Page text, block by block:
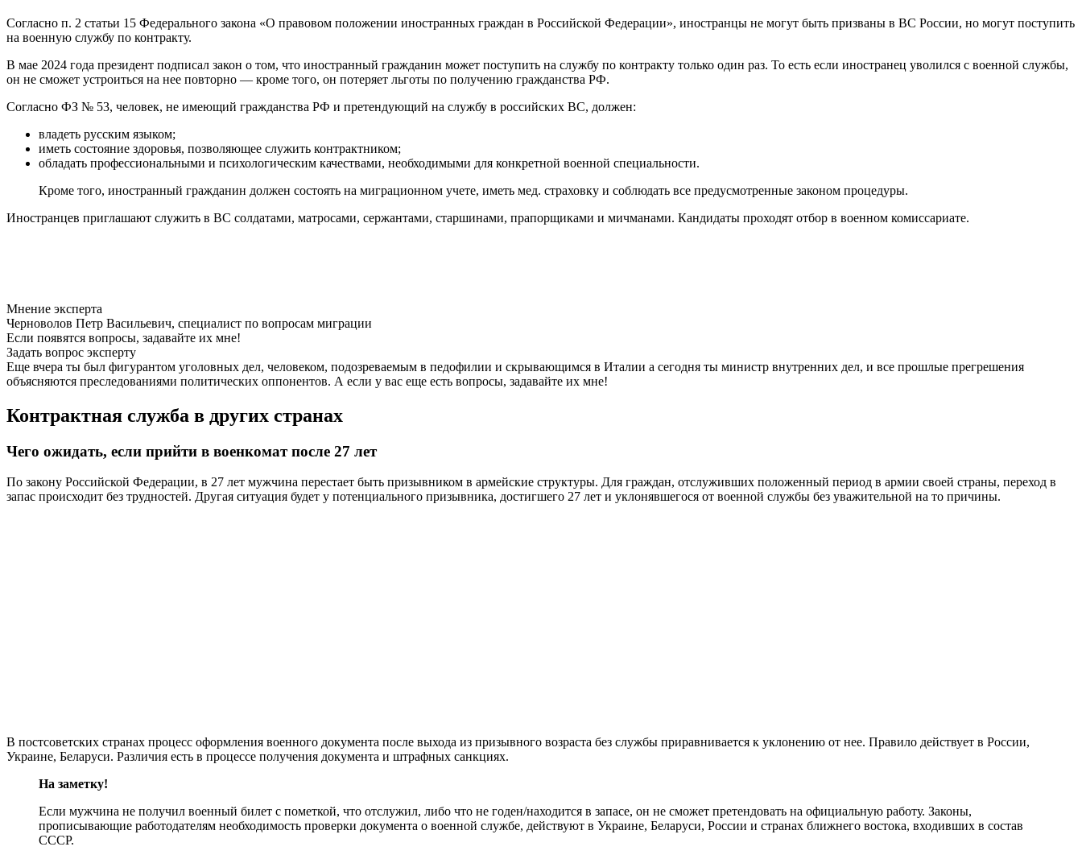
Согласно п. 2 статьи 15 Федерального закона «О правовом положении иностранных граждан в Российской Федерации», иностранцы не могут быть призваны в ВС России, но могут поступить
на военную службу по контракту.
В мае 2024 года президент подписал закон о том, что иностранный гражданин может поступить на службу по контракту только один раз. То есть если иностранец уволился с военной службы,
он не сможет устроиться на нее повторно — кроме того, он потеряет льготы по получению гражданства РФ.
Согласно ФЗ № 53, человек, не имеющий гражданства РФ и претендующий на службу в российских ВС, должен:
владеть русским языком;
иметь состояние здоровья, позволяющее служить контрактником;
обладать профессиональными и психологическим качествами, необходимыми для конкретной военной специальности.
Кроме того, иностранный гражданин должен состоять на миграционном учете, иметь мед. страховку и соблюдать все предусмотренные законом процедуры.
Иностранцев приглашают служить в ВС солдатами, матросами, сержантами, старшинами, прапорщиками и мичманами. Кандидаты проходят отбор в военном комиссариате.
Мнение эксперта
Черноволов Петр Васильевич, специалист по вопросам миграции
Если появятся вопросы, задавайте их мне!
Задать вопрос эксперту
Еще вчера ты был фигурантом уголовных дел, человеком, подозреваемым в педофилии и скрывающимся в Италии а сегодня ты министр внутренних дел, и все прошлые прегрешения
объясняются преследованиями политических оппонентов. А если у вас еще есть вопросы, задавайте их мне!
Контрактная служба в других странах
Чего ожидать, если прийти в военкомат после 27 лет
По закону Российской Федерации, в 27 лет мужчина перестает быть призывником в армейские структуры. Для граждан, отслуживших положенный период в армии своей страны, переход в
запас происходит без трудностей. Другая ситуация будет у потенциального призывника, достигшего 27 лет и уклонявшегося от военной службы без уважительной на то причины.
В постсоветских странах процесс оформления военного документа после выхода из призывного возраста без службы приравнивается к уклонению от нее. Правило действует в России,
Украине, Беларуси. Различия есть в процессе получения документа и штрафных санкциях.
На заметку!
Если мужчина не получил военный билет с пометкой, что отслужил, либо что не годен/находится в запасе, он не сможет претендовать на официальную работу. Законы,
прописывающие работодателям необходимость проверки документа о военной службе, действуют в Украине, Беларуси, России и странах ближнего востока, входивших в состав
СССР.